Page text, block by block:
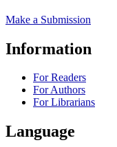
Make a Submission
Information
For Readers
For Authors
For Librarians
Language